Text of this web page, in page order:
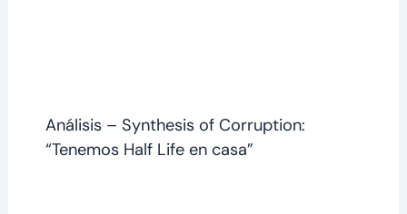
Análisis – Synthesis of Corruption:
“Tenemos Half Life en casa”